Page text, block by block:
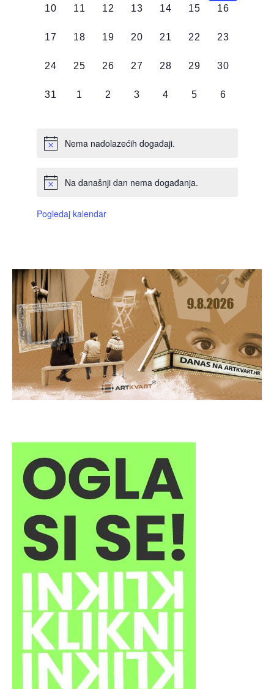
0
10
0
11
0
12
0
13
0
14
0
15
0
16
0
17
0
18
0
19
0
20
0
21
0
22
0
23
0
24
0
25
0
26
0
27
0
28
0
29
0
30
0
31
0
1
0
2
0
3
0
4
0
5
0
6
Nema nadolazećih događaji.
Na današnji dan nema događanja.
Pogledaj kalendar